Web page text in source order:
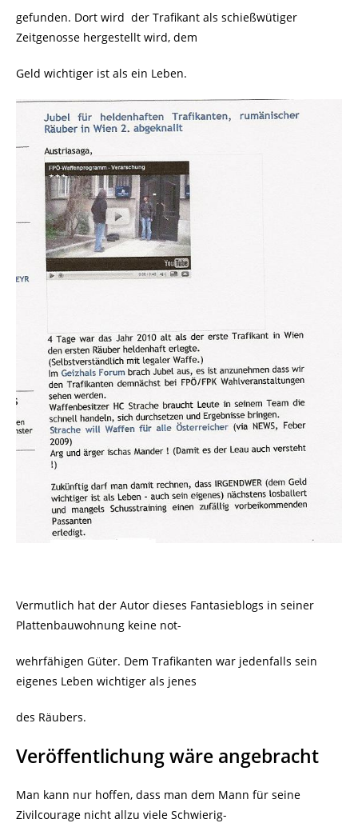
gefunden. Dort wird der Trafikant als schießwütiger
Zeitgenosse hergestellt wird, dem
Geld wichtiger ist als ein Leben.
Vermutlich hat der Autor dieses Fantasieblogs in seiner
Plattenbauwohnung keine not-
wehrfähigen Güter. Dem Trafikanten war jedenfalls sein
eigenes Leben wichtiger als jenes
des Räubers.
Veröffentlichung wäre angebracht
Man kann nur hoffen, dass man dem Mann für seine
Zivilcourage nicht allzu viele Schwierig-